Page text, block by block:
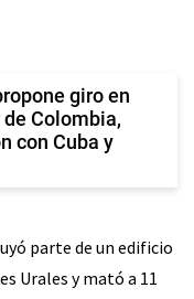
giro en
Colombia,
con Cuba y
parte de un edificio
Urales y mató a 11